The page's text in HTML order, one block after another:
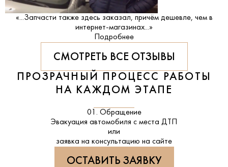
«...Запчасти также здесь заказал, причём дешевле, чем в
интернет-магазинах...»
Подробнее
СМОТРЕТЬ ВСЕ ОТЗЫВЫ
ПРОЗРАЧНЫЙ ПРОЦЕСС РАБОТЫ
НА КАЖДОМ ЭТАПЕ
01. Обращение
Эвакуация автомобиля с места ДТП
или
заявка на консультацию на сайте
ОСТАВИТЬ ЗАЯВКУ